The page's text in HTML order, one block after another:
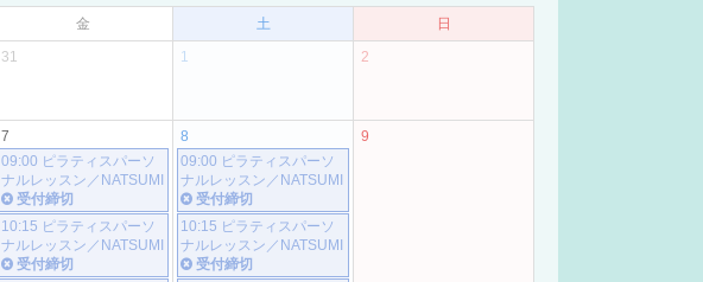
金 土
日
31 1 2
7
09:00 ピラティスパーソ
ナルレッスン／NATSUMI
受付締切
10:15 ピラティスパーソ
ナルレッスン／NATSUMI
受付締切
8
09:00 ピラティスパーソ
ナルレッスン／NATSUMI
受付締切
10:15 ピラティスパーソ
ナルレッスン／NATSUMI
受付締切
9